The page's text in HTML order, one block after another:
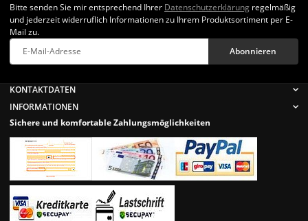
KONTAKTDATEN
INFORMATIONEN
Sichere und komfortable Zahlungsmöglichkeiten
Bitte senden Sie mir entsprechend Ihrer Datenschutzerklärung regelmäßig
und jederzeit widerruflich Informationen zu Ihrem Produktsortiment per E-
Mail zu.
Abonnieren